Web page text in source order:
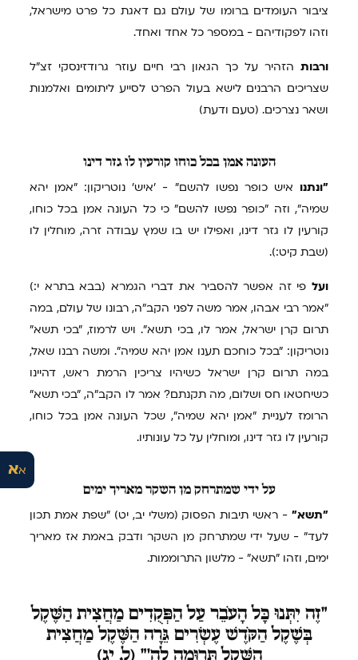
אא
ציבור העומדים ברומו של עולם גם דאגת כל פרט מישראל,
וזהו לפקודיהם - במספר כל אחד ואחד.
ורבות הזהיר על כך הגאון רבי חיים עוזר גרודזינסקי זצ"ל
שצריכים הרבנים לישא בעול הפרט לסייע ליתומים ואלמנות
ושאר נצרכים. (טעם ודעת)
העונה אמן בכל כוחו קורעין לו גזר דינו
"ונתנו איש כופר נפשו להשם" - 'איש' נוטריקון: "אמן יהא
שמיה", וזה "כופר נפשו להשם" כי כל העונה אמן בכל כוחו,
קורעין לו גזר דינו, ואפילו יש בו שמץ עבודה זרה, מוחלין לו
(שבת קיט:).
ועל פי זה אפשר להסביר את דברי הגמרא (בבא בתרא י:)
"אמר רבי אבהו, אמר משה לפני הקב"ה, רבונו של עולם, במה
תרום קרן ישראל, אמר לו, בכי תשא". ויש לרמוז, "בכי תשא"
נוטריקון: "בכל כוחכם תענו אמן יהא שמיה". ומשה רבנו שאל,
במה תרום קרן ישראל כשיהיו צריכין הרמת ראש, דהיינו
כשיחטאו חס ושלום, מה תקנתם? אמר לו הקב"ה, "בכי תשא"
הרומז לעניית "אמן יהא שמיה", שכל העונה אמן בכל כוחו,
קורעין לו גזר דינו, ומוחלין על כל עונותיו.
על ידי שמתרחק מן השקר מאריך ימים
"תשא" - ראשי תיבות הפסוק (משלי יב, יט) "שפת אמת תכון
לעד" - שעל ידי שמתרחק מן השקר ודבק באמת אז מאריך
ימים, וזהו "תשא" - מלשון התרוממות.
"זֶה יִתְּנוּ כָּל הָעֹבֵר עַל הַפְּקֻדִים מַחֲצִית הַשֶּׁקֶל
בְּשֶׁקֶל הַקֹּדֶשׁ עֶשְׂרִים גֵּרָה הַשֶּׁקֶל מַחֲצִית
הַשֶּׁקֶל תְּרוּמָה לַה'" (ל, יג)